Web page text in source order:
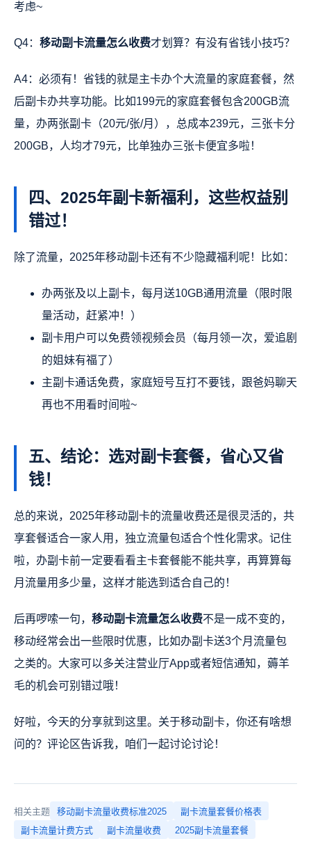
考虑~
Q4： 移动副卡流量怎么收费才划算？有没有省钱小技巧？
A4：必须有！省钱的就是主卡办个大流量的家庭套餐，然
后副卡办共享功能。比如199元的家庭套餐包含200GB流
量，办两张副卡（20元/张/月），总成本239元，三张卡分
200GB，人均才79元，比单独办三张卡便宜多啦！
四、2025年副卡新福利，这些权益别
错过！
除了流量，2025年移动副卡还有不少隐藏福利呢！比如：
办两张及以上副卡，每月送10GB通用流量（限时限
量活动，赶紧冲！）
副卡用户可以免费领视频会员（每月领一次，爱追剧
的姐妹有福了）
主副卡通话免费，家庭短号互打不要钱，跟爸妈聊天
再也不用看时间啦~
五、结论：选对副卡套餐，省心又省
钱！
总的来说，2025年移动副卡的流量收费还是很灵活的，共
享套餐适合一家人用，独立流量包适合个性化需求。记住
啦，办副卡前一定要看看主卡套餐能不能共享，再算算每
月流量用多少量，这样才能选到适合自己的！
后再啰嗦一句， 移动副卡流量怎么收费不是一成不变的，
移动经常会出一些限时优惠，比如办副卡送3个月流量包
之类的。大家可以多关注营业厅App或者短信通知，薅羊
毛的机会可别错过哦！
好啦，今天的分享就到这里。关于移动副卡，你还有啥想
问的？评论区告诉我，咱们一起讨论讨论！
相关主题 移动副卡流量收费标准2025
副卡流量套餐价格表
副卡流量计费方式
副卡流量收费 2025副卡流量套餐